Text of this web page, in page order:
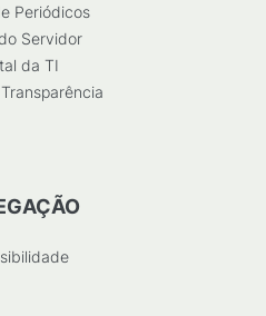
Periódicos
Servidor
da TI